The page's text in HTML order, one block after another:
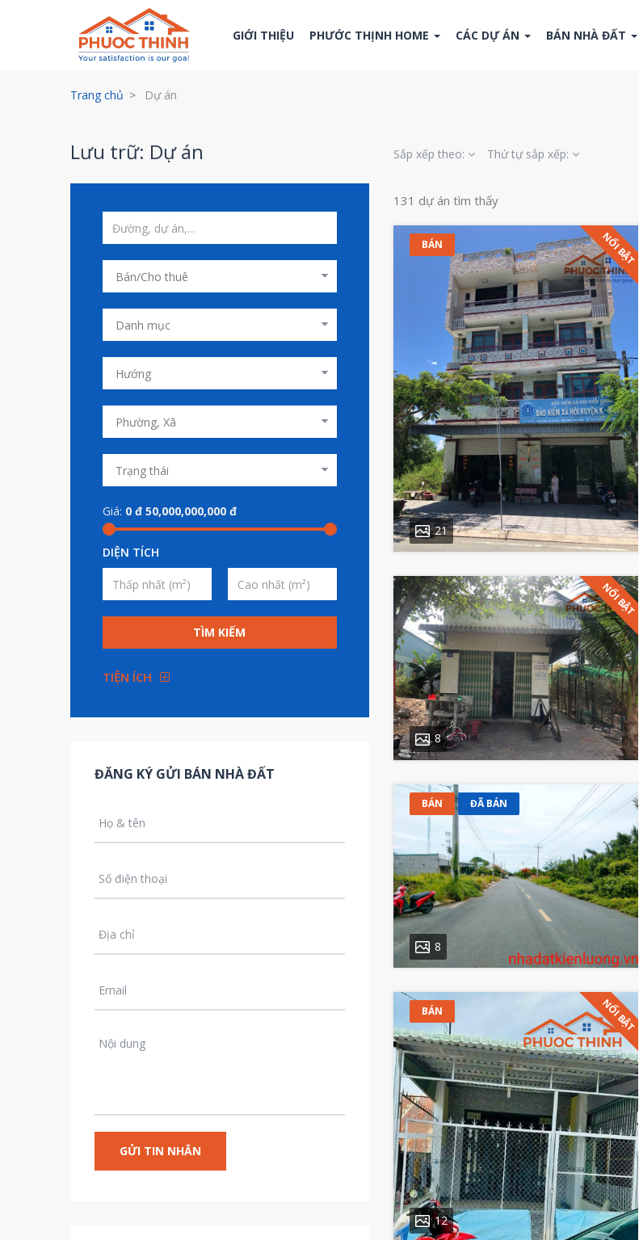
GIỚI THIỆU PHƯỚC THỊNH HOME CÁC DỰ ÁN BÁN NHÀ ĐẤT
Trang chủ Dự án
Lưu trữ: Dự án Sắp xếp theo: Thứ tự sắp xếp:
131 dự án tìm thấy
BÁN NỔI BẬT
21
NỔI BẬT
8
BÁN ĐÃ BÁN
8
BÁN NỔI BẬT
12
Giá: 0 đ 50,000,000,000 đ
DIỆN TÍCH
TÌM KIẾM
TIỆN ÍCH
ĐĂNG KÝ GỬI BÁN NHÀ ĐẤT